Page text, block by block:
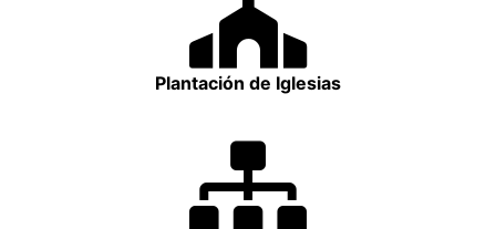
Plantación de Iglesias